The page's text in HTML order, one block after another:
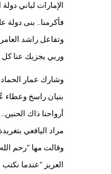
الإمارات لباني
فأكرمنا.. بنى دولة
وتفاعل راشد
وربي يجزيك عنا
وشارك عمار
بنيان راسخ وعطاء
أرواحنا ذاك
مراد اليافعي
وقالت مها "رحم
العزيز "عندما